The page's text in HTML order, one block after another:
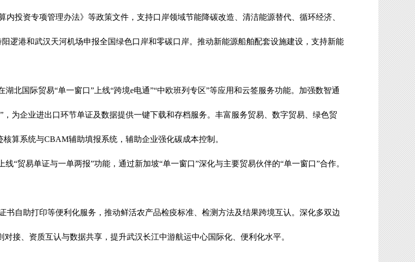
内投资专项管理办法》等政策文件，支持口岸领域节能降碳改造、清洁能源替代、循环经济、
逻港和武汉天河机场申报全国绿色口岸和零碳口岸。推动新能源船舶配套设施建设，支持新能
湖北国际贸易“单一窗口”上线“跨境e电通”“中欧班列专区”等应用和云签服务功能。 加强数智通
为企业进出口环节单证及数据提供一键下载和存档服务。丰富服务贸易、数字贸易、绿色贸
核算系统与CBAM辅助填报系统，辅助企业强化碳成本控制 。
线“贸易单证与一单两报”功能，通过新加坡“单一窗口”深化与主要贸易伙伴的“单一窗口”合作。
书自助打印等便利化服务，推动鲜活农产品检疫标准、检测方法及结果跨境互认。深化多双边
接、资质互认与数据共享，提升武汉长江中游航运中心国际化、便利化水平。